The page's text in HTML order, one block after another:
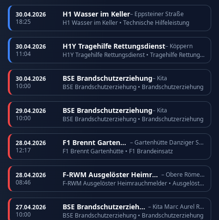
30.04.2026
18:25
H1 Wasser im Keller– Eppsteiner Straße
H1 Wasser im Keller • Technische Hilfeleistung
30.04.2026
11:04
H1Y Tragehilfe Rettungsdienst– Köppern
H1Y Tragehilfe Rettungsdienst • Tragehilfe Rettungsdienst
30.04.2026
10:00
BSE Brandschutzerziehung– Kita
BSE Brandschutzerziehung • Brandschutzerziehung
29.04.2026
10:00
BSE Brandschutzerziehung– Kita
BSE Brandschutzerziehung • Brandschutzerziehung
28.04.2026
12:17
F1 Brennt Gartenhütte
– Gartenhütte Danziger Straße
F1 Brennt Gartenhütte • F1 Brandeinsatz
28.04.2026
08:46
F-RWM Ausgelöster Heimrauchmelder
– Obere Römerhofstr
F-RWM Ausgelöster Heimrauchmelder • Ausgelöster Heimrauchmelder
27.04.2026
10:00
BSE Brandschutzerziehung
– Kita Marc Aurel Ring
BSE Brandschutzerziehung • Brandschutzerziehung